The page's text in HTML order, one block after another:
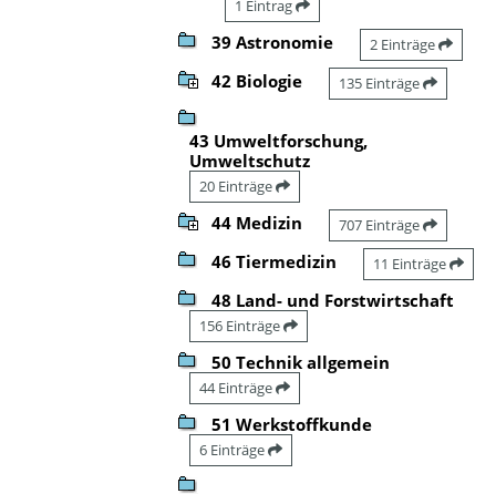
1 Eintrag
39 Astronomie 2 Einträge
42 Biologie 135 Einträge
43 Umweltforschung,
Umweltschutz
20 Einträge
44 Medizin 707 Einträge
46 Tiermedizin 11 Einträge
48 Land- und Forstwirtschaft
156 Einträge
50 Technik allgemein
44 Einträge
51 Werkstoffkunde
6 Einträge